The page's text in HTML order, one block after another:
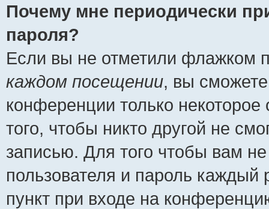
Почему мне периодически
пароля?
Если вы не отметили флажком
каждом посещении, вы
конференции только
того, чтобы никто другой не
записью. Для того чтобы вам
пользователя и пароль
пункт при входе на